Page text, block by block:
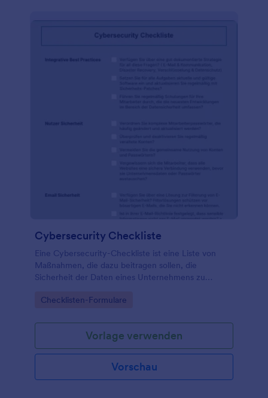
Cybersecurity Checkliste
Eine Cybersecurity-Checkliste ist eine Liste von
Maßnahmen, die dazu beitragen sollen, die
Sicherheit der Daten eines Unternehmens zu
Cyberangriff bedroht wird, ist eines der ersten
Cybersecurity-Checkliste. Eine Cybersecurity-
Checkliste ist ein Dokument, das Best-Practice-
Schritte oder eine Liste von Punkten enthält, die ein
Unternehmen erfüllen muss, um seine
Informationen und Vermögenswerte vor
Go to Category:
Checklisten-Formulare
Vorlage verwenden
Vorschau